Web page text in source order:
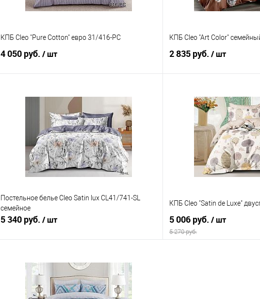
КПБ Cleo "Pure Cotton" евро 31/416-PC
4 050 руб. / шт
Купить в 1 клик
Сравнение
В избранное
В наличии
КПБ Cleo "Art Color"
2 835 руб. / шт
Купить в 1 клик
В избранное
Постельное белье Cleo Satin lux CL41/741-SL
семейное
5 340 руб. / шт
Купить в 1 клик
Сравнение
КПБ Cleo "Satin de Luxe"
5 006 руб. / шт
5 270 руб.